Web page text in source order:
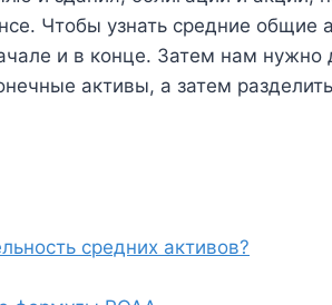
Чтобы узнать средние общие
и в конце. Затем нам нужно
активы, а затем
средних активов?